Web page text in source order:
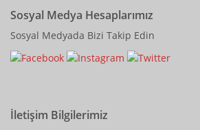
Sosyal Medya Hesaplarımız
Sosyal Medyada Bizi Takip Edin
İletişim Bilgilerimiz